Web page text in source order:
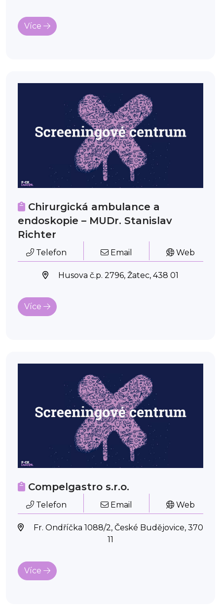
Více
Chirurgická ambulance a
endoskopie – MUDr. Stanislav
Richter
Telefon Email Web
Husova č.p. 2796, Žatec, 438 01
Více
Compelgastro s.r.o.
Telefon Email Web
Fr. Ondříčka 1088/2, České Budějovice, 370
11
Více